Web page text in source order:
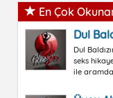
En Çok
Dul
Dul
seks
ile